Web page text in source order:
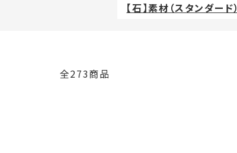
【石】素材（スタンダード）
全273商品